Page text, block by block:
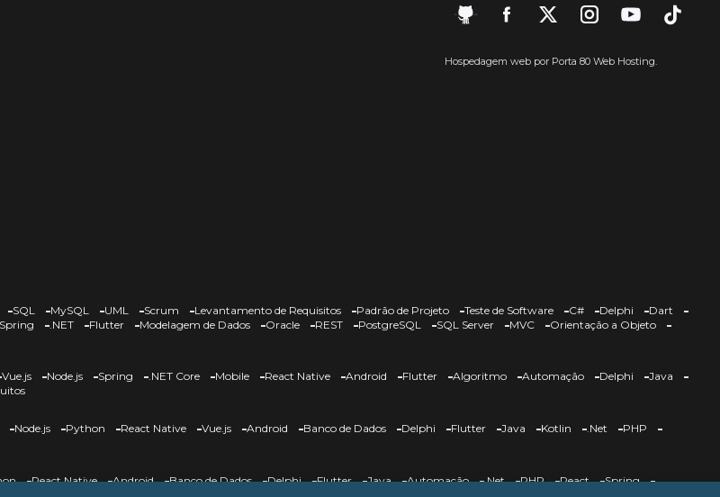
Hospedagem web por Porta 80 Web Hosting.
SQL MySQL UML Scrum Levantamento de Requisitos Padrão de Projeto Teste de Software C# Delphi
Dart
Spring .NET Flutter Modelagem de Dados Oracle REST PostgreSQL SQL Server MVC
Orientação a Objeto
Vue.js Node.js Spring .NET Core Mobile React Native Android Flutter Algoritmo Automação Delphi
Java
Node.js Python React Native Vue.js Android Banco de Dados Delphi Flutter Java Kotlin .Net
PHP
React Native Android Banco de Dados Delphi Flutter Java Automação .Net PHP React
Spring